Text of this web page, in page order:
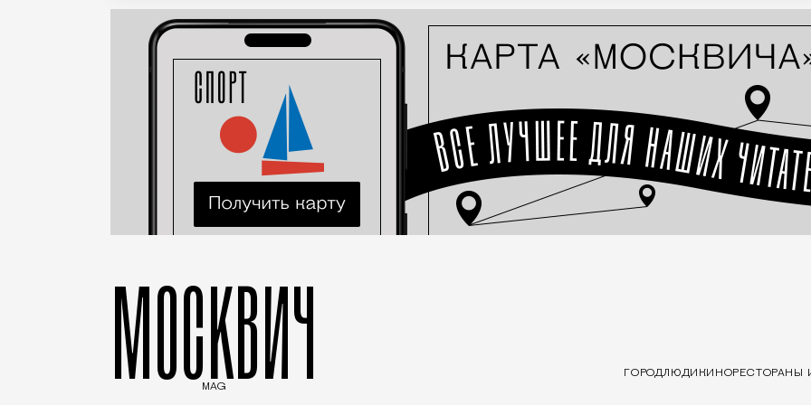
МОСКВИЧ
MAG
ГОРОДЛЮДИ КИНОРЕСТОРАНЫ